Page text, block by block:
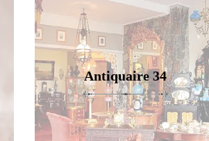
Antiquaire 34